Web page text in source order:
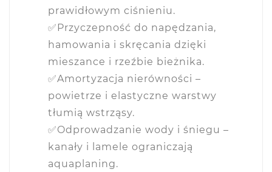
prawidłowym ciśnieniu.
✅Przyczepność do napędzania,
hamowania i skręcania dzięki
mieszance i rzeźbie bieżnika.
✅Amortyzacja nierówności –
powietrze i elastyczne warstwy
tłumią wstrząsy.
✅Odprowadzanie wody i śniegu –
kanały i lamele ograniczają
aquaplaning.